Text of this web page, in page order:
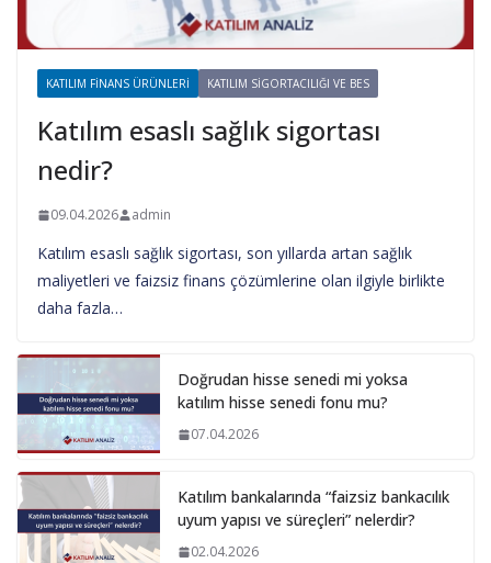
KATILIM FINANS ÜRÜNLERI KATILIM SIGORTACILIĞI VE BES
Katılım esaslı sağlık sigortası
nedir?
09.04.2026 admin
Katılım esaslı sağlık sigortası, son yıllarda artan sağlık
maliyetleri ve faizsiz finans çözümlerine olan ilgiyle birlikte
daha fazla…
Doğrudan hisse senedi mi yoksa
katılım hisse senedi fonu mu?
07.04.2026
Katılım bankalarında “faizsiz bankacılık
uyum yapısı ve süreçleri” nelerdir?
02.04.2026